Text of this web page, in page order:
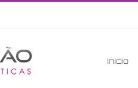
Início